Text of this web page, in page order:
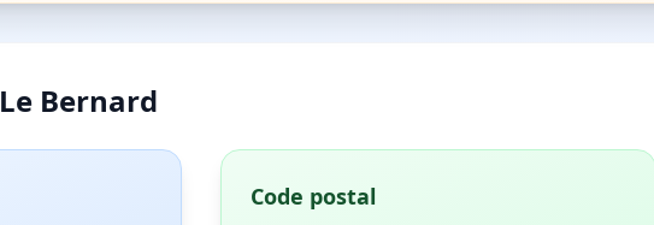
Le Bernard
Code postal